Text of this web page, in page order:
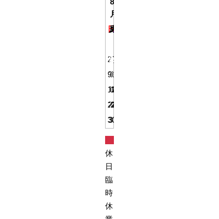
月
日
月
火
水木金土
2
3
4
5678
9
10
11
12
13
14
15
16
17
18
19
20
21
22
23
24
25
26
27
28
29
30
31
休
日・
臨
時
休